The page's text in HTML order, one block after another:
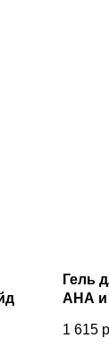
Гель
AHA
1 615